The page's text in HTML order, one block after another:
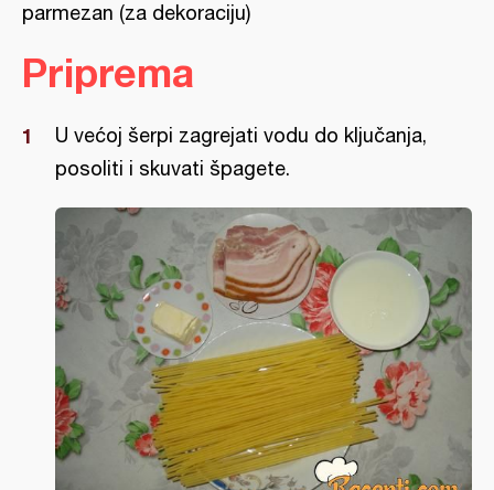
parmezan (za dekoraciju)
Priprema
U većoj šerpi zagrejati vodu do ključanja,
posoliti i skuvati špagete.